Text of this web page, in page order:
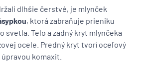
dlhšie čerstvé, je mlynček
, ktorá zabraňuje prieniku
svetla. Telo a zadný kryt mlynčeka
ocele. Predný kryt tvorí oceľový
komaxit.